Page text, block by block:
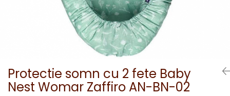
Protectie somn cu 2 fete Baby
Nest Womar Zaffiro AN-BN-02